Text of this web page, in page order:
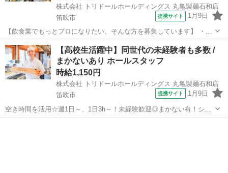
株式会社 トリドールホールディングス 丸亀製麺石和店
笛吹市
提携サイト 1月9日
【飲食業でもっとプロになりたい、そんな方を募集しています】 ・
今、飲食業で社員として働いているが、自信を持って仕事に取り組め
ていない ・飲食業から他業界/他職種への転職を考えているが、迷って
いる ・アルバイト・パートで飲食経...
山梨 笛吹市 レストラン
【高校生活躍中】同世代の未経験者も多数 /
まかないあり ホールスタッフ
時給1,150円
株式会社 トリドールホールディングス 丸亀製麺石和店
笛吹市
提携サイト 1月9日
空き時間を活用☆週1日～、1日3h～！未経験歓迎◎まかない有！シフ
トは1週間毎♪ ≪同世代が多いから働きやすい！≫【接客・調理】高校